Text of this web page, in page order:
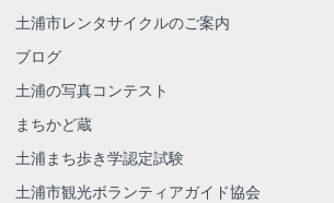
土浦市レンタサイクルのご案内
ブログ
土浦の写真コンテスト
まちかど蔵
土浦まち歩き学認定試験
土浦市観光ボランティアガイド協会